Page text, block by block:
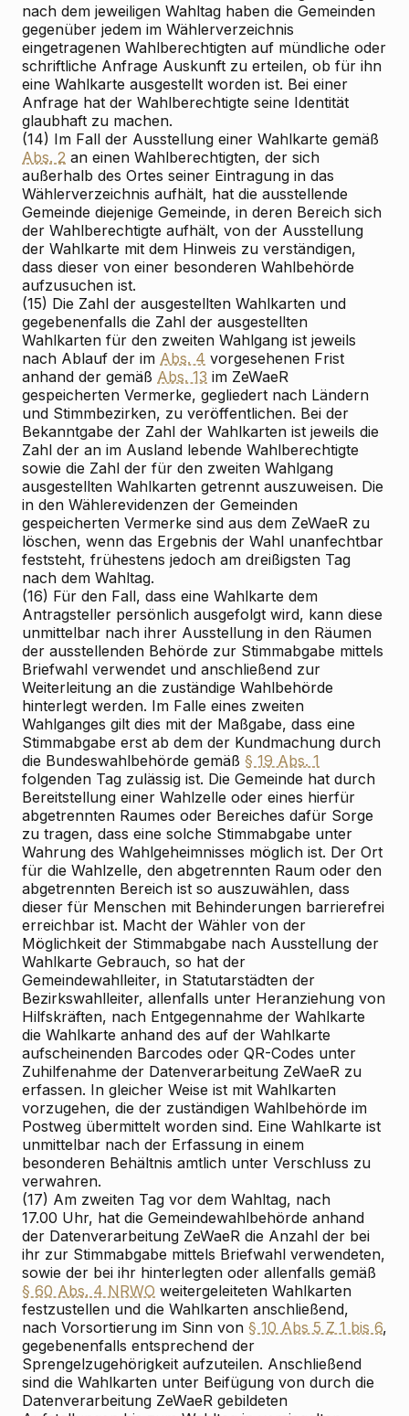
nach dem jeweiligen Wahltag haben die Gemeinden
gegenüber jedem im Wählerverzeichnis
eingetragenen Wahlberechtigten auf mündliche oder
schriftliche Anfrage Auskunft zu erteilen, ob für ihn
eine Wahlkarte ausgestellt worden ist. Bei einer
Anfrage hat der Wahlberechtigte seine Identität
glaubhaft zu machen.
(14) Im Fall der Ausstellung einer Wahlkarte gemäß
Abs. 2 an einen Wahlberechtigten, der sich
außerhalb des Ortes seiner Eintragung in das
Wählerverzeichnis aufhält, hat die ausstellende
Gemeinde diejenige Gemeinde, in deren Bereich sich
der Wahlberechtigte aufhält, von der Ausstellung
der Wahlkarte mit dem Hinweis zu verständigen,
dass dieser von einer besonderen Wahlbehörde
aufzusuchen ist.
(15) Die Zahl der ausgestellten Wahlkarten und
gegebenenfalls die Zahl der ausgestellten
Wahlkarten für den zweiten Wahlgang ist jeweils
nach Ablauf der im Abs. 4 vorgesehenen Frist
anhand der gemäß Abs. 13 im ZeWaeR
gespeicherten Vermerke, gegliedert nach Ländern
und Stimmbezirken, zu veröffentlichen. Bei der
Bekanntgabe der Zahl der Wahlkarten ist jeweils die
Zahl der an im Ausland lebende Wahlberechtigte
sowie die Zahl der für den zweiten Wahlgang
ausgestellten Wahlkarten getrennt auszuweisen. Die
in den Wählerevidenzen der Gemeinden
gespeicherten Vermerke sind aus dem ZeWaeR zu
löschen, wenn das Ergebnis der Wahl unanfechtbar
feststeht, frühestens jedoch am dreißigsten Tag
nach dem Wahltag.
(16) Für den Fall, dass eine Wahlkarte dem
Antragsteller persönlich ausgefolgt wird, kann diese
unmittelbar nach ihrer Ausstellung in den Räumen
der ausstellenden Behörde zur Stimmabgabe mittels
Briefwahl verwendet und anschließend zur
Weiterleitung an die zuständige Wahlbehörde
hinterlegt werden. Im Falle eines zweiten
Wahlganges gilt dies mit der Maßgabe, dass eine
Stimmabgabe erst ab dem der Kundmachung durch
die Bundeswahlbehörde gemäß § 19 Abs. 1
folgenden Tag zulässig ist. Die Gemeinde hat durch
Bereitstellung einer Wahlzelle oder eines hierfür
abgetrennten Raumes oder Bereiches dafür Sorge
zu tragen, dass eine solche Stimmabgabe unter
Wahrung des Wahlgeheimnisses möglich ist. Der Ort
für die Wahlzelle, den abgetrennten Raum oder den
abgetrennten Bereich ist so auszuwählen, dass
dieser für Menschen mit Behinderungen barrierefrei
erreichbar ist. Macht der Wähler von der
Möglichkeit der Stimmabgabe nach Ausstellung der
Wahlkarte Gebrauch, so hat der
Gemeindewahlleiter, in Statutarstädten der
Bezirkswahlleiter, allenfalls unter Heranziehung von
Hilfskräften, nach Entgegennahme der Wahlkarte
die Wahlkarte anhand des auf der Wahlkarte
aufscheinenden Barcodes oder QR-Codes unter
Zuhilfenahme der Datenverarbeitung ZeWaeR zu
erfassen. In gleicher Weise ist mit Wahlkarten
vorzugehen, die der zuständigen Wahlbehörde im
Postweg übermittelt worden sind. Eine Wahlkarte ist
unmittelbar nach der Erfassung in einem
besonderen Behältnis amtlich unter Verschluss zu
verwahren.
(17) Am zweiten Tag vor dem Wahltag, nach
17.00 Uhr, hat die Gemeindewahlbehörde anhand
der Datenverarbeitung ZeWaeR die Anzahl der bei
ihr zur Stimmabgabe mittels Briefwahl verwendeten,
sowie der bei ihr hinterlegten oder allenfalls gemäß
§ 60 Abs. 4 NRWO weitergeleiteten Wahlkarten
festzustellen und die Wahlkarten anschließend,
nach Vorsortierung im Sinn von § 10 Abs 5 Z 1 bis 6,
gegebenenfalls entsprechend der
Sprengelzugehörigkeit aufzuteilen. Anschließend
sind die Wahlkarten unter Beifügung von durch die
Datenverarbeitung ZeWaeR gebildeten